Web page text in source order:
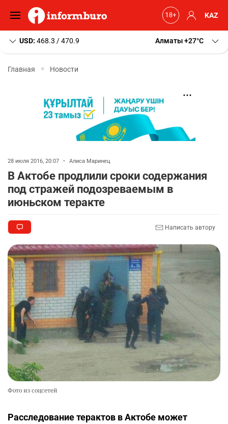
KAZ
USD: 468.3 / 470.9 Алматы+27 C
Главная Новости
28 июля 2016, 20:07 • Алиса Маринец
В Актобе продлили сроки содержания
под стражей подозреваемым в
июньском теракте
Написать автору
Фото из соцсетей
Расследование терактов в Актобе может